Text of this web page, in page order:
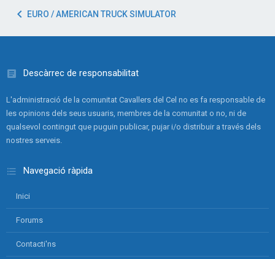
EURO / AMERICAN TRUCK SIMULATOR
Descàrrec de responsabilitat
L'administració de la comunitat Cavallers del Cel no es fa responsable de
les opinions dels seus usuaris, membres de la comunitat o no, ni de
qualsevol contingut que puguin publicar, pujar i/o distribuir a través dels
nostres serveis.
Navegació ràpida
Inici
Forums
Contacti'ns